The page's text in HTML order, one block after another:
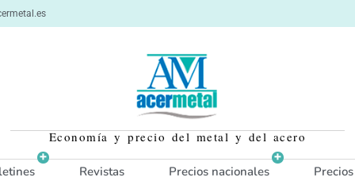
Economía y precio del metal y del acero
Revistas Precios nacionales